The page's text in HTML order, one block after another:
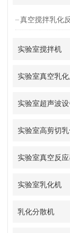
真空搅拌乳化
实验室搅拌机
实验室真空乳
实验室超声波
实验室高剪切乳
实验室真空反
实验室乳化机
乳化分散机